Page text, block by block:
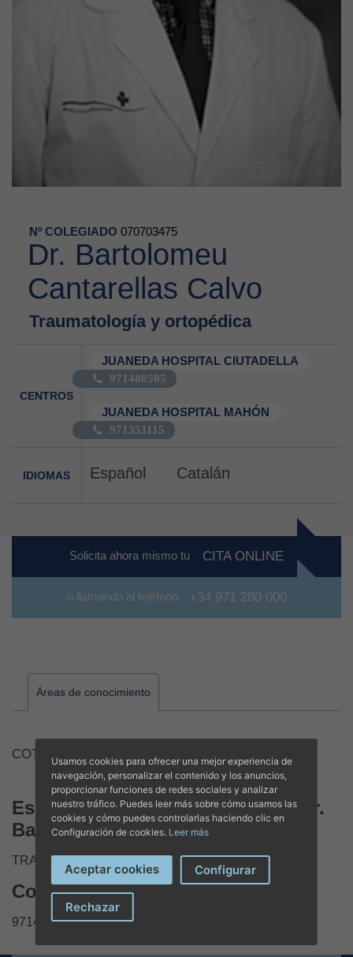
Nº COLEGIADO 070703475
Dr. Bartolomeu
Cantarellas Calvo
Traumatología y ortopédica
CENTROS
JUANEDA HOSPITAL CIUTADELLA
971480505
JUANEDA HOSPITAL MAHÓN
971351115
IDIOMAS Español Catalán
Solicita ahora mismo tu CITA ONLINE
o llamando al teléfono +34 971 280 000
Áreas de conocimiento
COT
Especialidades y Formación de Dr.
Bartolomeu Cantarellas Calvo
TRAUMATOLOGIA Y CIRUGIA ORTOPEDICA
Contacto y citas
971481500 Y 971 351115
Usamos cookies para ofrecer una mejor experiencia de
navegación, personalizar el contenido y los anuncios,
proporcionar funciones de redes sociales y analizar
nuestro tráfico. Puedes leer más sobre cómo usamos las
cookies y cómo puedes controlarlas haciendo clic en
Configuración de cookies. Leer más
Aceptar cookies Configurar
Rechazar